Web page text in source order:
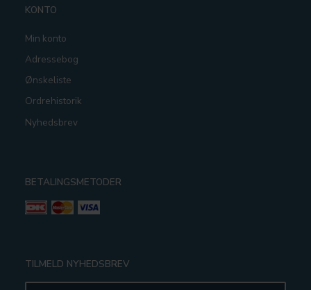
KONTO
Min konto
Adressebog
Ønskeliste
Ordrehistorik
Nyhedsbrev
BETALINGSMETODER
TILMELD NYHEDSBREV
Email-